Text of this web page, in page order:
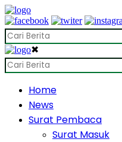
✖
Home
News
Surat Pembaca
Surat Masuk